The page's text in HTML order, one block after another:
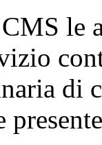
le
di